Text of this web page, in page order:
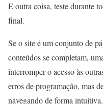
E outra coisa, teste durante
final.
Se o site é um conjunto de
conteúdos se completam,
interromper o acesso às
erros de programação, mas
navegando de forma intuitiva.